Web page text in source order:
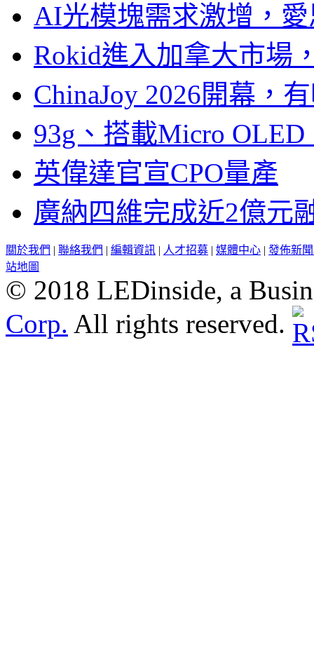
AI光模塊需求激增，
Rokid進入加拿大市場
ChinaJoy 2026開幕，
93g、搭載Micro
英偉達官宣CPO量產
廣納四維完成近2億元
關於我們 | 聯絡我們 | 編輯資訊 | 人才招募 | 媒體中心 | 發佈新
站地圖
© 2018 LEDinside, a
Corp. All rights reserved.